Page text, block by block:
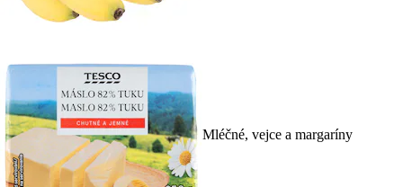
Mléčné, vejce a margaríny